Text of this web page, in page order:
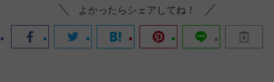
よかったらシェアしてね！